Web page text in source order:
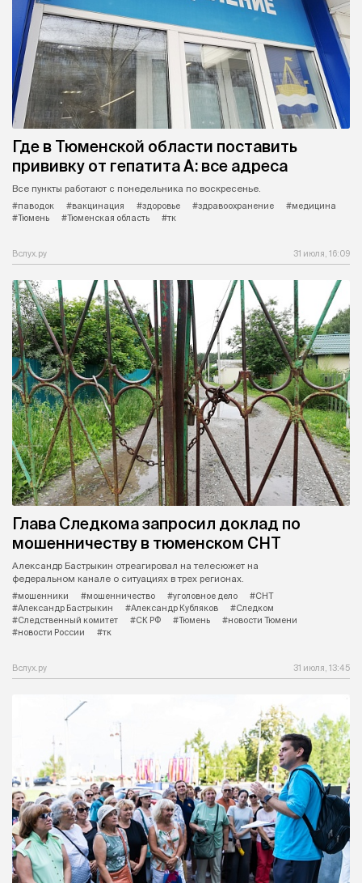
Где в Тюменской области поставить
прививку от гепатита А: все адреса
Все пункты работают с понедельника по воскресенье.
#паводок
#вакцинация #здоровье #здравоохранение
#медицина
#Тюмень
#Тюменская область #тк
Вслух.ру 31 июля, 16:09
Глава Следкома запросил доклад по
мошенничеству в тюменском СНТ
Александр Бастрыкин отреагировал на телесюжет на
федеральном канале о ситуациях в трех регионах.
#мошенники
#мошенничество #уголовное дело
#СНТ
#Александр Бастрыкин
#Александр Кубляков
#Следком
#Следственный комитет
#СК РФ #Тюмень
#новости Тюмени
#новости России
#тк
Вслух.ру 31 июля, 13:45